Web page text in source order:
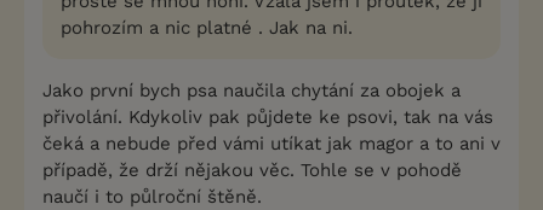
pohrozím a nic platné . Jak na ni.
Jako první bych psa naučila chytání za obojek a
přivolání. Kdykoliv pak půjdete ke psovi, tak na vás
čeká a nebude před vámi utíkat jak magor a to ani v
případě, že drží nějakou věc. Tohle se v pohodě
naučí i to půlroční štěně.